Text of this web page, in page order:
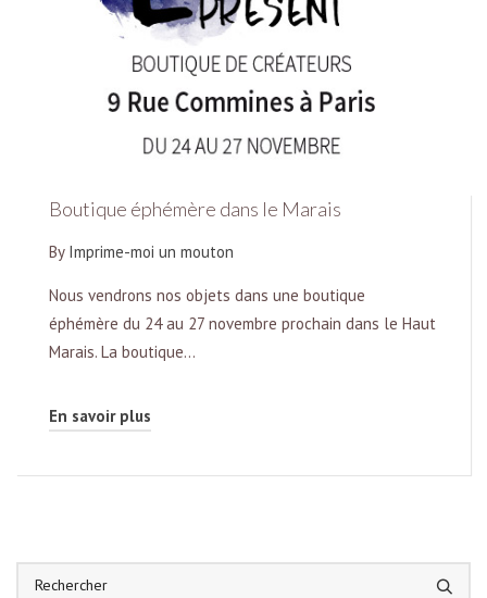
Boutique éphémère dans le Marais
By Imprime-moi un mouton
Nous vendrons nos objets dans une boutique
éphémère du 24 au 27 novembre prochain dans le Haut
Marais. La boutique…
En savoir plus